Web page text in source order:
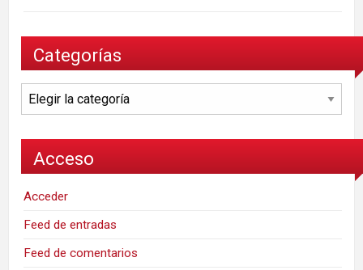
Categorías
Categorías
Acceso
Acceder
Feed de entradas
Feed de comentarios